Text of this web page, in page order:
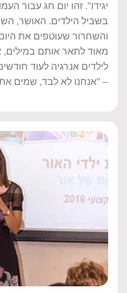
יגידו". זהו יום חג עבור
בשביל הילדים. האושר,
והשחרור שעוטפים את
מאוד לתאר אותם
לילדים אנרגיה לעוד
– "אנחנו לא לבד, שמים